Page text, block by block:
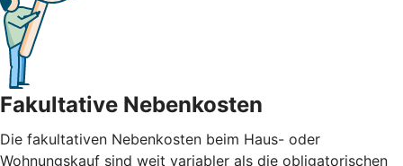
Fakultative Nebenkosten
Die fakultativen Nebenkosten beim Haus- oder
Wohnungskauf sind weit variabler als die obligatorischen